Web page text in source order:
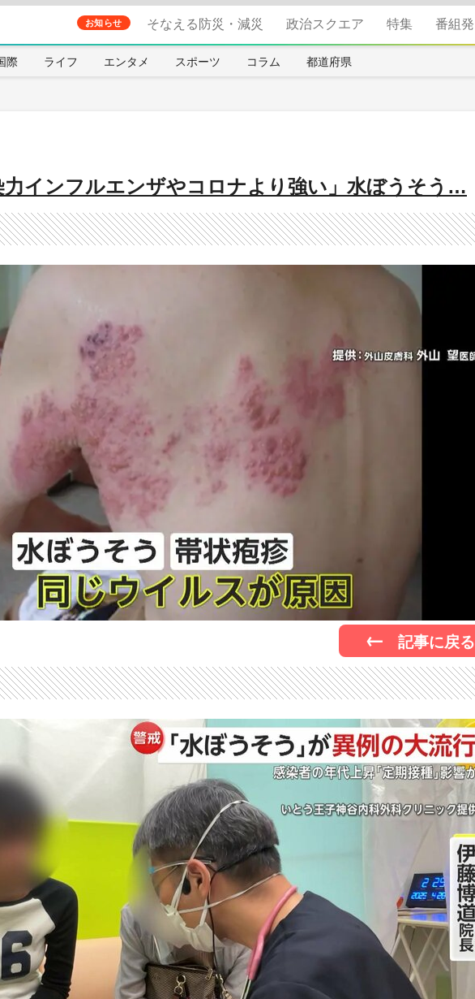
お知らせ そなえる防災・減災 政治スクエア 特集 番組発
際 ライフ エンタメ スポーツ コラム 都道府県
力インフルエンザやコロナより強い」水ぼうそう…
記事に戻る